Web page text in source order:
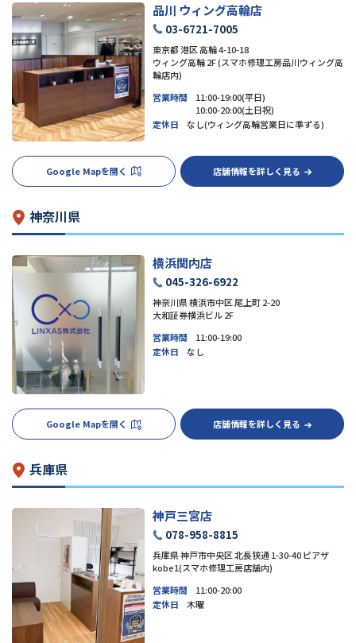
品川 ウィング高輪店
03-6721-7005
東京都 港区 高輪 4-10-18
ウィング高輪 2F (スマホ修理工房品川ウィング高
輪店内)
営業時間
11:00-19:00(平日)
10:00-20:00(土日祝)
定休日
なし(ウィング高輪営業日に準ずる)
Google Mapを開く 店舗情報を詳しく見る
神奈川県
横浜関内店
045-326-6922
神奈川県 横浜市中区 尾上町 2-20
大和証券横浜ビル 2F
営業時間
11:00-19:00
定休日
なし
Google Mapを開く 店舗情報を詳しく見る
兵庫県
神戸三宮店
078-958-8815
兵庫県 神戸市中央区 北長狭通 1-30-40 ピアザ
kobe1(スマホ修理工房店舗内)
営業時間
11:00-20:00
定休日
木曜